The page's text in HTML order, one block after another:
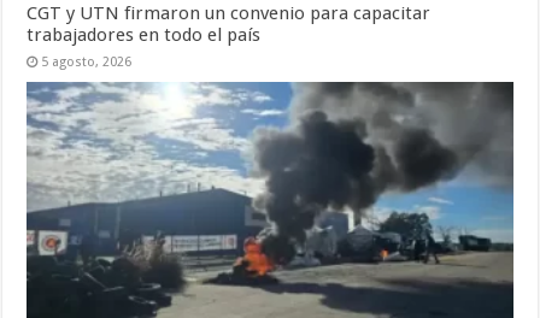
CGT y UTN firmaron un convenio para capacitar
trabajadores en todo el país
5 agosto, 2026